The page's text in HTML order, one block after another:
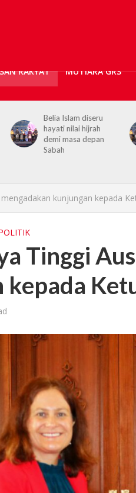
RAKYAT MUTIARA GRS
Belia Islam diseru
hayati nilai hijrah
demi masa depan
Sabah
kunjungan kepada
Tinggi
kepada